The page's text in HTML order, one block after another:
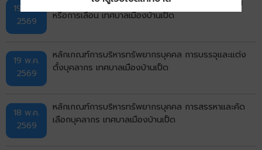
19 พ.ค.
2569
หรือการเลื่อน เทศบาลเมืองบ้านเป็ด
19 พ.ค.
2569
หลักเกณฑ์การบริหารทรัพยากรบุคคล การบรรจุและแต่ง
ตั้งบุคลากร เทศบาลเมืองบ้านเป็ด
18 พ.ค.
2569
หลักเกณฑ์การบริหารทรัพยากรบุคคล การสรรหาและคัด
เลือกบุคลากร เทศบาลเมืองบ้านเป็ด